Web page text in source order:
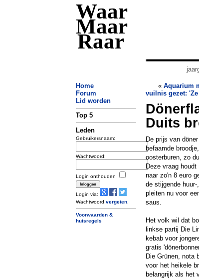
Waar
Maar
Raar
Home
Forum
Lid worden
Top 5
Leden
Gebruikersnaam:
Wachtwoord:
Login onthouden
Login via:
Wachtwoord vergeten
Voorwaarden &
huisregels
« Aquarium
vuilnis gezet:
Duits
De prijs van
befaamde
oosterburen, zo
Deze vraag
naar zo'n 8 euro
de stijgende
pleiten nu voor
saus.
Het volk wil dat
linkse partij Die
kebab voor
gratis
Die Grünen, nota
voor het heikele
belangrijk als het